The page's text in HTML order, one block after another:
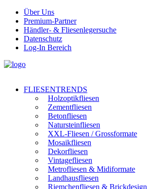
Über Uns
Premium-Partner
Händler- & Fliesenlegersuche
Datenschutz
Log-In Bereich
FLIESENTRENDS
Holzoptikfliesen
Zementfliesen
Betonfliesen
Natursteinfliesen
XXL-Fliesen / Grossformate
Mosaikfliesen
Dekorfliesen
Vintagefliesen
Metrofliesen & Midiformate
Landhausfliesen
Riemchenfliesen & Brickdesign